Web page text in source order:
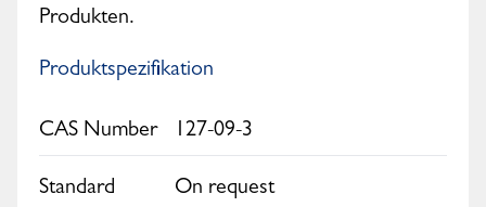
Produkten.
Produktspezifikation
CAS Number 127-09-3
Standard
On request